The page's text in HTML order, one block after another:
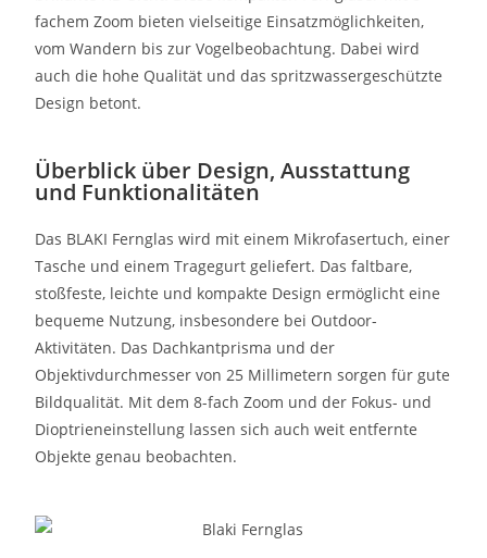
fachem Zoom bieten vielseitige Einsatzmöglichkeiten,
vom Wandern bis zur Vogelbeobachtung. Dabei wird
auch die hohe Qualität und das spritzwassergeschützte
Design betont.
Überblick über Design, Ausstattung
und Funktionalitäten
Das BLAKI Fernglas wird mit einem Mikrofasertuch, einer
Tasche und einem Tragegurt geliefert. Das faltbare,
stoßfeste, leichte und kompakte Design ermöglicht eine
bequeme Nutzung, insbesondere bei Outdoor-
Aktivitäten. Das Dachkantprisma und der
Objektivdurchmesser von 25 Millimetern sorgen für gute
Bildqualität. Mit dem 8-fach Zoom und der Fokus- und
Dioptrieneinstellung lassen sich auch weit entfernte
Objekte genau beobachten.